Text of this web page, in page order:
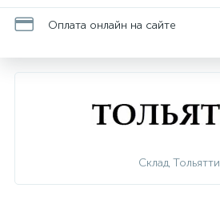
Оплата онлайн на сайте
Склад Тольятти